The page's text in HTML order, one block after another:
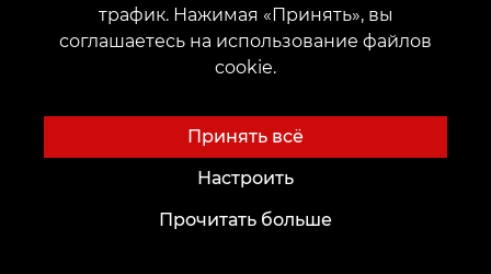
трафик. Нажимая «Принять», вы
соглашаетесь на использование файлов
cookie.
Принять всё
Настроить
Прочитать больше